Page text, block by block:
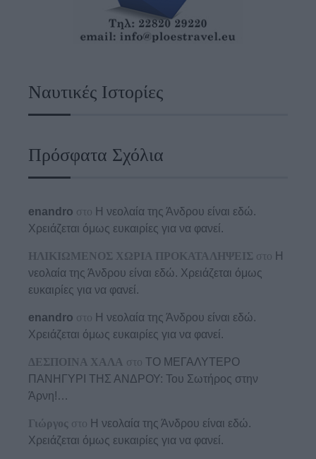
Ναυτικές Ιστορίες
Πρόσφατα Σχόλια
enandro στο Η νεολαία της Άνδρου είναι εδώ.
Χρειάζεται όμως ευκαιρίες για να φανεί.
ΗΛΙΚΙΩΜΕΝΟΣ ΧΩΡΙΑ ΠΡΟΚΑΤΑΛΗΨΕΙΣ στο Η
νεολαία της Άνδρου είναι εδώ. Χρειάζεται όμως
ευκαιρίες για να φανεί.
enandro στο Η νεολαία της Άνδρου είναι εδώ.
Χρειάζεται όμως ευκαιρίες για να φανεί.
ΔΕΣΠΟΙΝΑ ΧΑΛΑ στο ΤΟ ΜΕΓΑΛΥΤΕΡΟ
ΠΑΝΗΓΥΡΙ ΤΗΣ ΑΝΔΡΟΥ: Του Σωτήρος στην
Άρνη!…
Γιώργος στο Η νεολαία της Άνδρου είναι εδώ.
Χρειάζεται όμως ευκαιρίες για να φανεί.